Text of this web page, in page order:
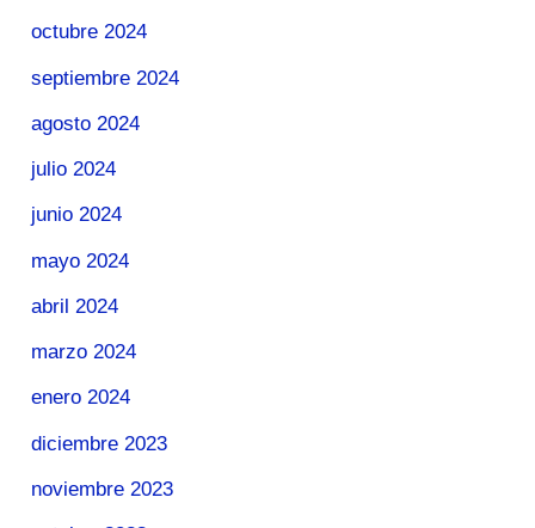
octubre 2024
septiembre 2024
agosto 2024
julio 2024
junio 2024
mayo 2024
abril 2024
marzo 2024
enero 2024
diciembre 2023
noviembre 2023